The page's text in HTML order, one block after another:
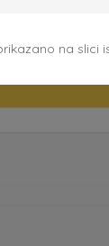
na slici